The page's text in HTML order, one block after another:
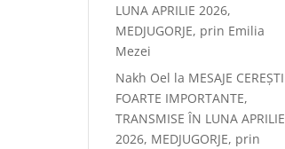
LUNA APRILIE 2026,
MEDJUGORJE, prin Emilia
Mezei
Nakh Oel la MESAJE CEREȘTI
FOARTE IMPORTANTE,
TRANSMISE ÎN LUNA APRILIE
2026, MEDJUGORJE, prin